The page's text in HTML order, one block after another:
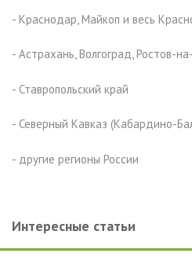
- Краснодар, Майкоп и весь
- Астрахань, Волгоград, Ростов-
- Ставропольский край
- Северный Кавказ (Кабардино-
- другие регионы России
Интересные статьи